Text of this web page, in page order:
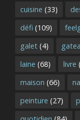
cuisine (33)
défi (109)
galet (4)
laine (68) livre
maison (66)
peinture (27)